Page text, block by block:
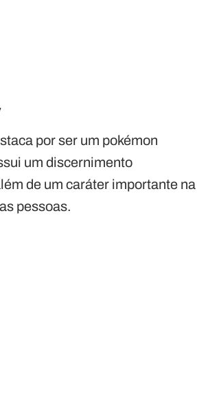
por ser um pokémon
um discernimento
de um caráter importante na
pessoas.